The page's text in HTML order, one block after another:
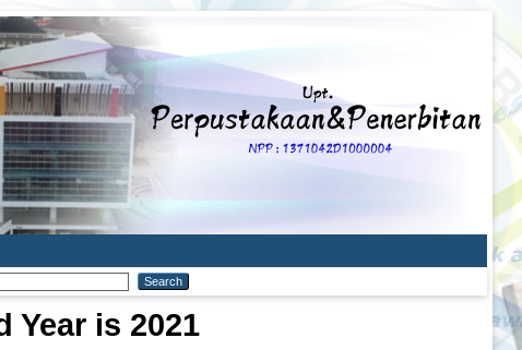
Year is 2021